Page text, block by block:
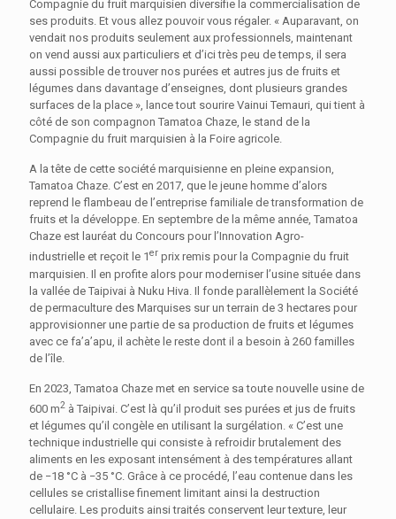
Compagnie du fruit marquisien diversifie la commercialisation de
ses produits. Et vous allez pouvoir vous régaler. « Auparavant, on
vendait nos produits seulement aux professionnels, maintenant
on vend aussi aux particuliers et d’ici très peu de temps, il sera
aussi possible de trouver nos purées et autres jus de fruits et
légumes dans davantage d’enseignes, dont plusieurs grandes
surfaces de la place », lance tout sourire Vainui Temauri, qui tient à
côté de son compagnon Tamatoa Chaze, le stand de la
Compagnie du fruit marquisien à la Foire agricole.
A la tête de cette société marquisienne en pleine expansion,
Tamatoa Chaze. C’est en 2017, que le jeune homme d’alors
reprend le flambeau de l’entreprise familiale de transformation de
fruits et la développe. En septembre de la même année, Tamatoa
Chaze est lauréat du Concours pour l’Innovation Agro-
industrielle et reçoit le 1er prix remis pour la Compagnie du fruit
marquisien. Il en profite alors pour moderniser l’usine située dans
la vallée de Taipivai à Nuku Hiva. Il fonde parallèlement la Société
de permaculture des Marquises sur un terrain de 3 hectares pour
approvisionner une partie de sa production de fruits et légumes
avec ce fa’a’apu, il achète le reste dont il a besoin à 260 familles
de l’île.
En 2023, Tamatoa Chaze met en service sa toute nouvelle usine de
600 m2 à Taipivai. C’est là qu’il produit ses purées et jus de fruits
et légumes qu’il congèle en utilisant la surgélation. « C’est une
technique industrielle qui consiste à refroidir brutalement des
aliments en les exposant intensément à des températures allant
de −18 °C à −35 °C. Grâce à ce procédé, l’eau contenue dans les
cellules se cristallise finement limitant ainsi la destruction
cellulaire. Les produits ainsi traités conservent leur texture, leur